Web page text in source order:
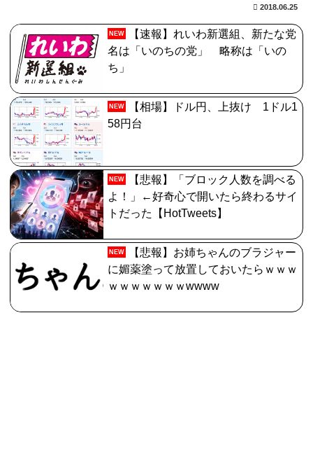
【FGO】ゲーム部分はガッツリ弄って欲しい。でも新し
いの作って挑戦するの難しいかも
【画像】最新のライザ、まだイケるｗｗｗｗｗ
【FGO】今から弓戴冠戦を回るが杉谷さんとエウエウ、
どっちが使いやすい？
2018.06.25
NEW
【速報】れいわ新選組、新たな党
名は「いのちの党」 略称は「いの
ち」
NEW
【相場】ドル円、上抜け 1ドル1
58円台
NEW
【悲報】「ブロック人数を調べる
よ！」←好奇心で開いたら終わるサイ
トだった【HotTweets】
NEW
【悲報】お姉ちゃんのブラジャー
に媚薬塗って放置しておいたらｗｗｗ
ｗｗｗｗｗｗｗwwww